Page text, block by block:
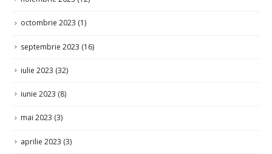
septembrie 2023(16)
iulie 2023
iunie 2023 (8)
mai 2023(3)
aprilie 2023(3)
martie 2023